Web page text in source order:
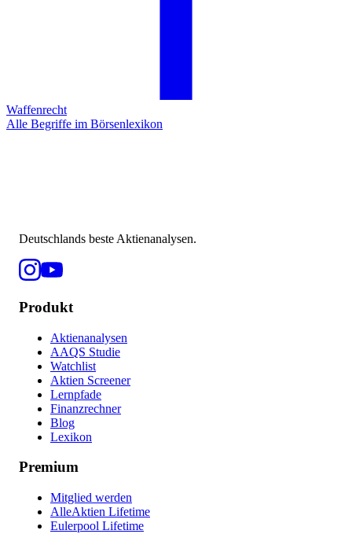
Waffenrecht
Alle Begriffe im Börsenlexikon
Deutschlands beste Aktienanalysen.
Produkt
Aktienanalysen
AAQS Studie
Watchlist
Aktien Screener
Lernpfade
Finanzrechner
Blog
Lexikon
Premium
Mitglied werden
AlleAktien Lifetime
Eulerpool Lifetime